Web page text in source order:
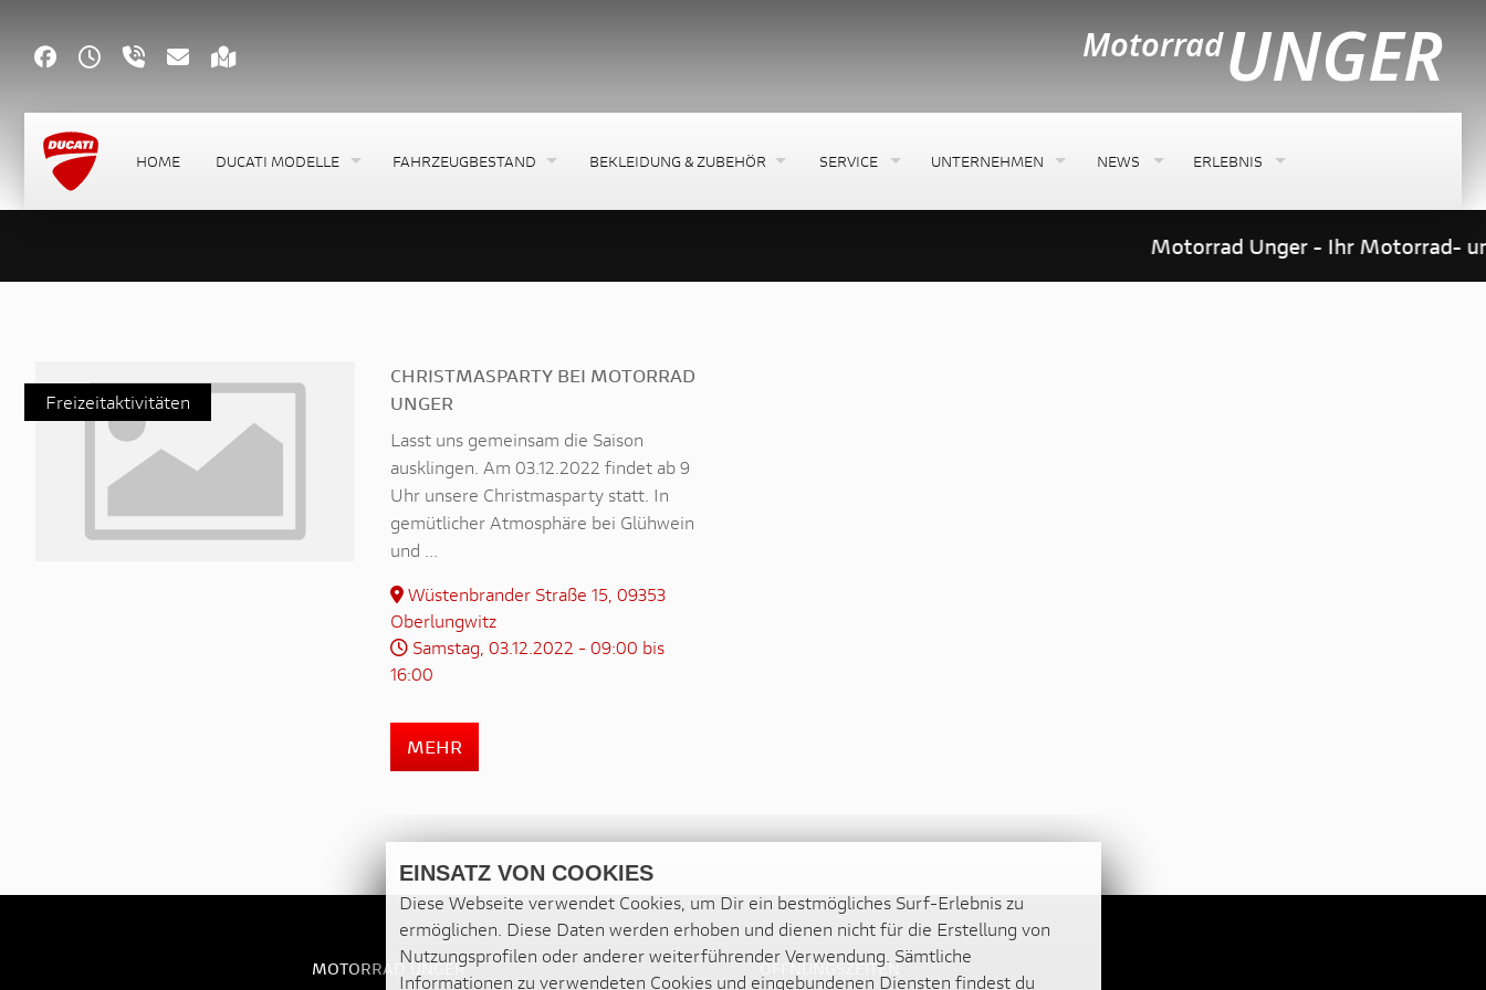
HOME DUCATI MODELLE FAHRZEUGBESTAND BEKLEIDUNG & ZUBEHÖR SERVICE UNTERNEHMEN NEWS ERLEBNIS
Motorrad Unger - Ihr Motorrad-
Freizeitaktivitäten
CHRISTMASPARTY BEI MOTORRAD
UNGER
Lasst uns gemeinsam die Saison
ausklingen. Am 03.12.2022 findet ab 9
Uhr unsere Christmasparty statt. In
gemütlicher Atmosphäre bei Glühwein
und ...
Wüstenbrander Straße 15, 09353
Oberlungwitz
Samstag, 03.12.2022 - 09:00 bis
16:00
MEHR
MOTORRAD UNGER ÖFFNUNGSZEITEN
EINSATZ VON COOKIES
Diese Webseite verwendet Cookies, um Dir ein bestmögliches Surf-Erlebnis zu
ermöglichen. Diese Daten werden erhoben und dienen nicht für die Erstellung von
Nutzungsprofilen oder anderer weiterführender Verwendung. Sämtliche
Informationen zu verwendeten Cookies und eingebundenen Diensten findest du